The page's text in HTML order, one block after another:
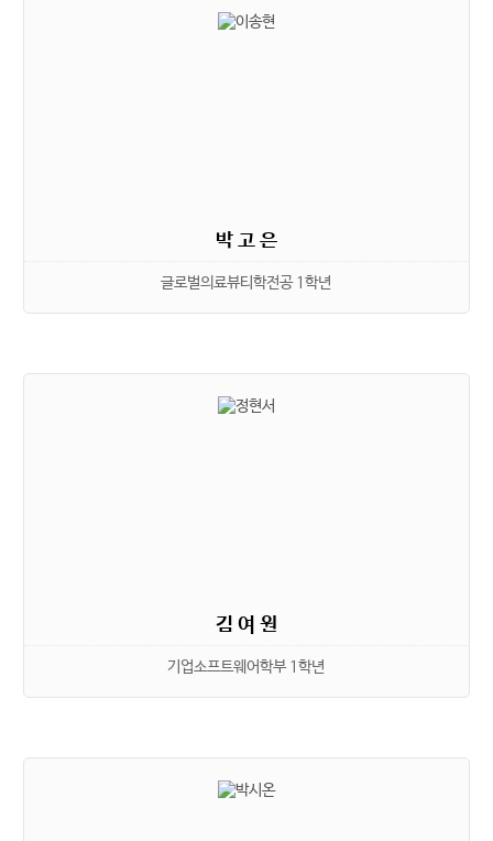
박 고 은
글로벌의료뷰티학전공 1학년
김 여 원
기업소프트웨어학부 1학년